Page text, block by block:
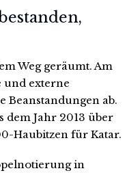
Weg geräumt. Am
und externe
ab.
dem Jahr 2013 über
Haubitzen für Katar.
in